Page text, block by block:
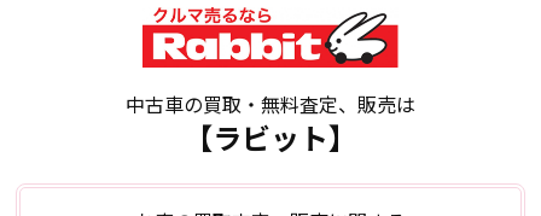
中古車の買取・無料査定、販売は
【ラビット】